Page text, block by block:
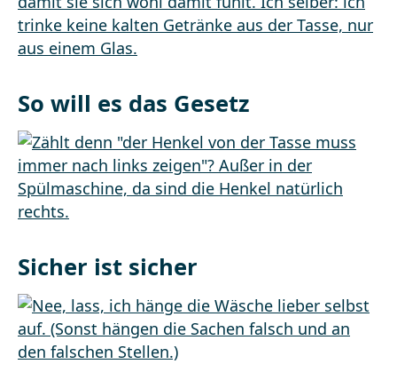
So will es das Gesetz
Sicher ist sicher